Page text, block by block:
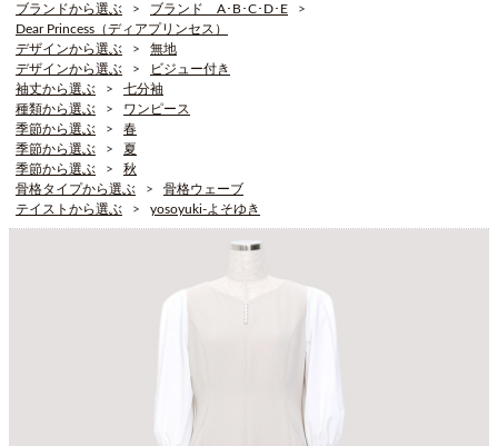
ブランドから選ぶ
ブランド A･B･C･D･E
Dear Princess（ディアプリンセス）
デザインから選ぶ
無地
デザインから選ぶ
ビジュー付き
袖丈から選ぶ
七分袖
種類から選ぶ
ワンピース
季節から選ぶ
春
季節から選ぶ
夏
季節から選ぶ
秋
骨格タイプから選ぶ
骨格ウェーブ
テイストから選ぶ
yosoyuki-よそゆき